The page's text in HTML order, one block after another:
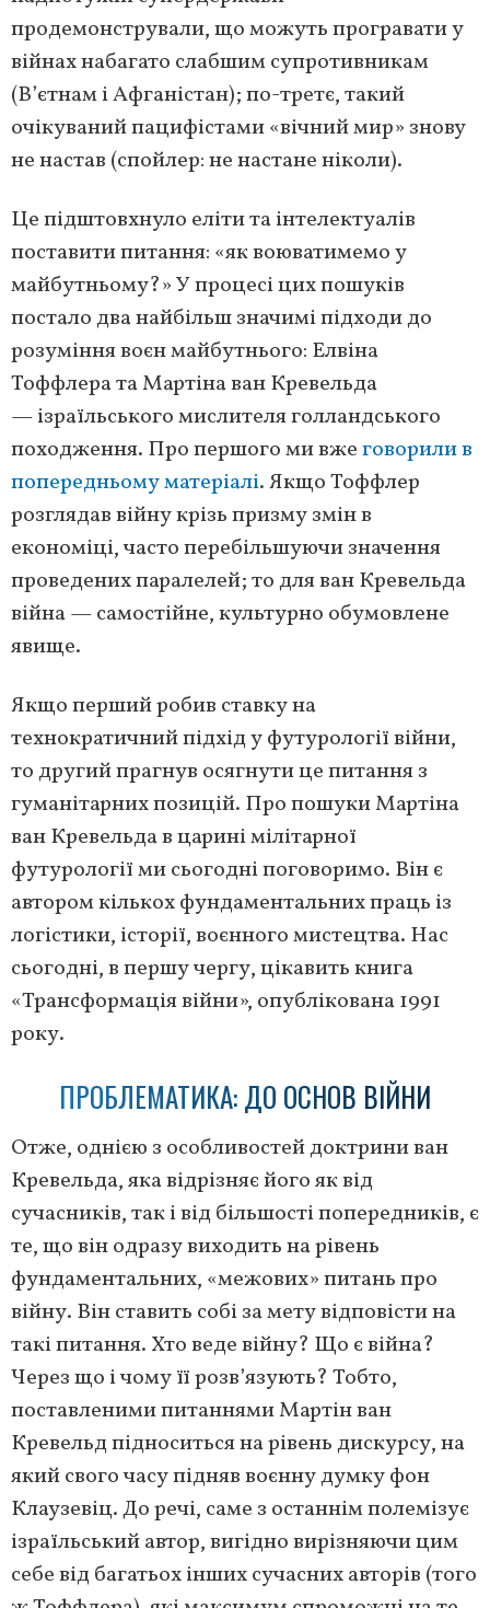
продемонстрували, що можуть програвати у
війнах набагато слабшим супротивникам
(В’єтнам і Афганістан); по-третє, такий
очікуваний пацифістами «вічний мир» знову
не настав (спойлер: не настане ніколи).
Це підштовхнуло еліти та інтелектуалів
поставити питання: «як воюватимемо у
майбутньому?» У процесі цих пошуків
постало два найбільш значимі підходи до
розуміння воєн майбутнього: Елвіна
Тоффлера та Мартіна ван Кревельда
— ізраїльського мислителя голландського
походження. Про першого ми вжеговорили в
попередньому матеріалі. Якщо Тоффлер
розглядав війну крізь призму змін в
економіці, часто перебільшуючи значення
проведених паралелей; то для ван Кревельда
війна — самостійне, культурно обумовлене
явище.
Якщо перший робив ставку на
технократичний підхід у футурології війни,
то другий прагнув осягнути це питання з
гуманітарних позицій. Про пошуки Мартіна
ван Кревельда в царині мілітарної
футурології ми сьогодні поговоримо. Він є
автором кількох фундаментальних праць із
логістики, історії, воєнного мистецтва. Нас
сьогодні, в першу чергу, цікавить книга
«Трансформація війни», опублікована 1991
року.
ПРОБЛЕМАТИКА: ДО ОСНОВ ВІЙНИ
Отже, однією з особливостей доктрини ван
Кревельда, яка відрізняє його як від
сучасників, так і від більшості попередників, є
те, що він одразу виходить на рівень
фундаментальних, «межових» питань про
війну. Він ставить собі за мету відповісти на
такі питання. Хто веде війну? Що є війна?
Через що і чому її розв’язують? Тобто,
поставленими питаннями Мартін ван
Кревельд підноситься на рівень дискурсу, на
який свого часу підняв воєнну думку фон
Клаузевіц. До речі, саме з останнім полемізує
ізраїльський автор, вигідно вирізняючи цим
себе від багатьох інших сучасних авторів (того